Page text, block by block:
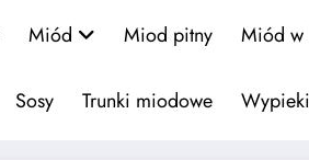
Miód Miod pitny Miód w
Sosy Trunki miodowe